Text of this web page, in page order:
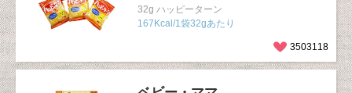
32g ハッピーターン
167Kcal/1袋32gあたり
3503118